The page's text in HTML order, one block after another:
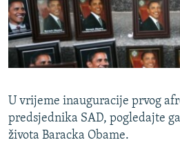
ISPRIČAJ MI
DNEVNO@RSE
SPECIJALI RSE
GENOCID U SREBRENICI
POPLAVE I KLIZIŠTA U BIH 2024.
PRATITE NAS
U vrijeme inauguracije prvog
predsjednika SAD, pogledajte
života Baracka Obame.